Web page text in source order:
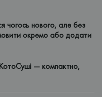
чогось нового, але без
окремо або додати
КотоСуші — компактно,